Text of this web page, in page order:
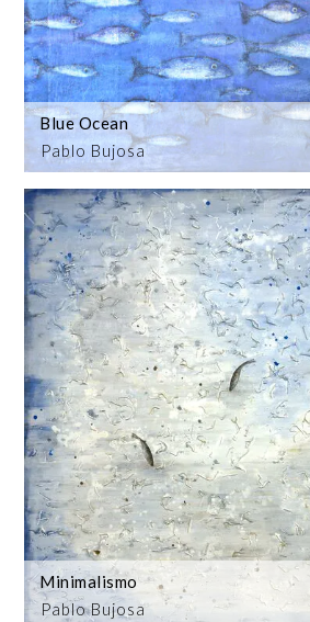
Pablo Bujosa
Blue Ocean
Pablo Bujosa
Minimalismo